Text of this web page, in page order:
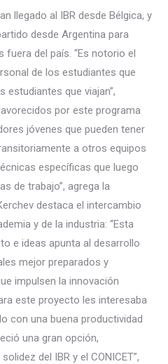
llegado al IBR desde Bélgica, y
desde Argentina para
del país. “Es notorio el
de los estudiantes que
estudiantes que viajan”,
por este programa
jóvenes que pueden tener
a otros equipos
específicas que luego
de trabajo”, agrega la
destaca el intercambio
y de la industria: “Esta
e ideas apunta al desarrollo
mejor preparados y
impulsen la innovación
este proyecto les interesaba
con una buena productividad
una gran opción,
del IBR y el CONICET”,